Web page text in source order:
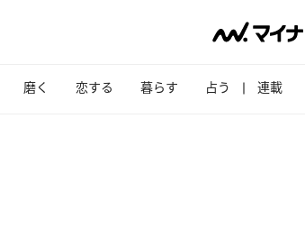
磨く 恋する 暮らす 占う 連載